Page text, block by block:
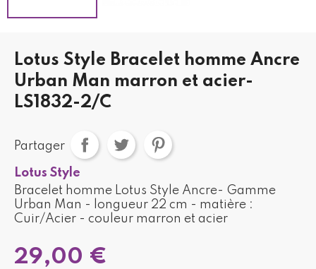
Lotus Style Bracelet homme Ancre
Urban Man marron et acier-
LS1832-2/C
Partager
Lotus Style
Bracelet homme Lotus Style Ancre- Gamme
Urban Man - longueur 22 cm - matière :
Cuir/Acier - couleur marron et acier
29,00 €